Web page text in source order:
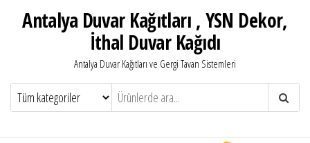
Antalya Duvar Kağıtları , YSN Dekor,
İthal Duvar Kağıdı
Antalya Duvar Kağıtları ve Gergi Tavan Sistemleri